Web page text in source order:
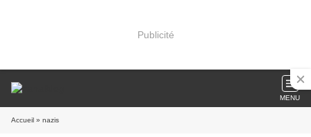
Publicité
MENU
Accueil » nazis